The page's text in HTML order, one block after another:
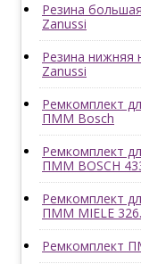
Резина
Zanussi
Резина
Zanussi
Ремкомплект
ПММ Bosch
Ремкомплект
ПММ BOSCH
Ремкомплект
ПММ MIELE
Ремкомплект